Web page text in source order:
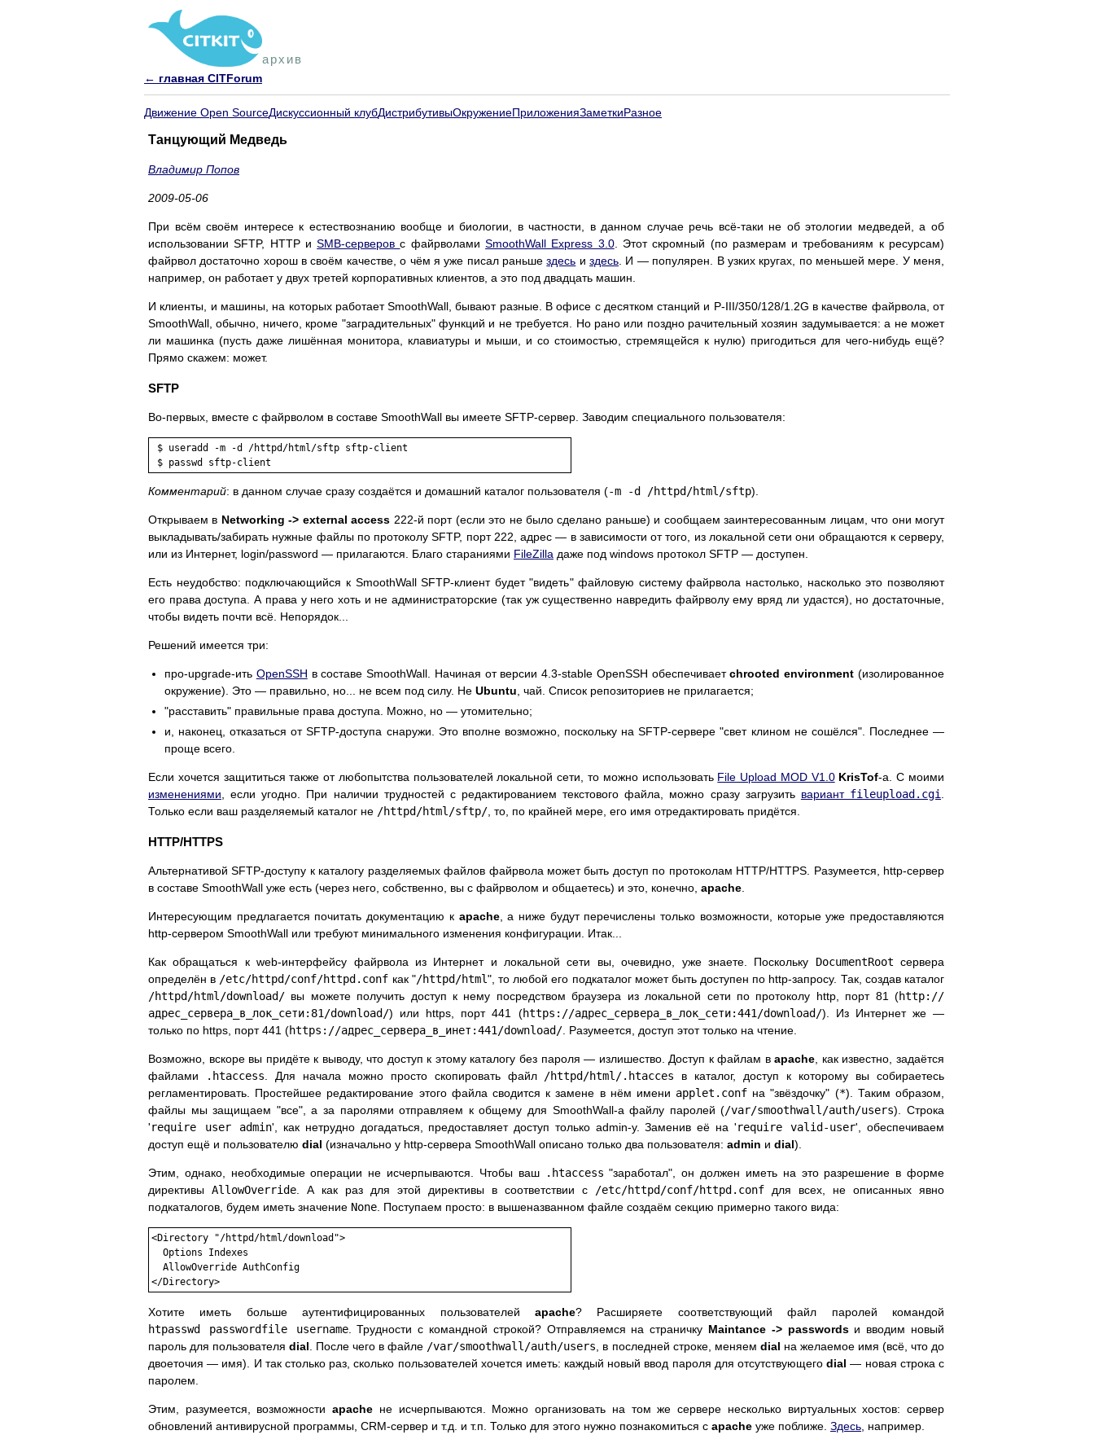
архив
← главная CITForum
Движение Open SourceДискуссионный клубДистрибутивыОкружениеПриложенияЗаметкиРазное
Танцующий Медведь
Владимир Попов
2009-05-06
При всём своём интересе к естествознанию вообще и биологии, в частности, в данном случае речь всё-таки не об этологии медведей, а об
использовании SFTP, HTTP иSMB-серверовс файрволамиSmoothWall Express 3.0. Этот скромный (по размерам и требованиям к ресурсам)
файрвол достаточно хорош в своём качестве, о чём я уже писал раньшездесь издесь . И — популярен. В узких кругах, по меньшей мере. У меня,
например, он работает у двух третей корпоративных клиентов, а это под двадцать машин.
И клиенты, и машины, на которых работает SmoothWall, бывают разные. В офисе с десятком станций и P-III/350/128/1.2G в качестве файрвола, от
SmoothWall, обычно, ничего, кроме "заградительных" функций и не требуется. Но рано или поздно рачительный хозяин задумывается: а не может
ли машинка (пусть даже лишённая монитора, клавиатуры и мыши, и со стоимостью, стремящейся к нулю) пригодиться для чего-нибудь ещё?
Прямо скажем: может.
SFTP
Во-первых, вместе с файрволом в составе SmoothWall вы имеете SFTP-сервер. Заводим специального пользователя:
$ useradd -m -d /httpd/html/sftp sftp-client
$ passwd sftp-client
Комментарий: в данном случае сразу создаётся и домашний каталог пользователя (-m -d /httpd/html/sftp).
Открываем в Networking -> external access 222-й порт (если это не было сделано раньше) и сообщаем заинтересованным лицам, что они могут
выкладывать/забирать нужные файлы по протоколу SFTP, порт 222, адрес — в зависимости от того, из локальной сети они обращаются к серверу,
или из Интернет, login/password — прилагаются. Благо стараниями FileZilla даже под windows протокол SFTP — доступен.
Есть неудобство: подключающийся к SmoothWall SFTP-клиент будет "видеть" файловую систему файрвола настолько, насколько это позволяют
его права доступа. А права у него хоть и не администраторские (так уж существенно навредить файрволу ему вряд ли удастся), но достаточные,
чтобы видеть почти всё. Непорядок...
Решений имеется три:
про-upgrade-ить OpenSSH в составе SmoothWall. Начиная от версии 4.3-stable OpenSSH обеспечиваетchrooted environment (изолированное
окружение). Это — правильно, но... не всем под силу. Не Ubuntu , чай. Список репозиториев не прилагается;
"расставить" правильные права доступа. Можно, но — утомительно;
и, наконец, отказаться от SFTP-доступа снаружи. Это вполне возможно, поскольку на SFTP-сервере "свет клином не сошёлся". Последнее —
проще всего.
Если хочется защититься также от любопытства пользователей локальной сети, то можно использовать File Upload MOD V1.0 KrisTof-а. С моими
изменениями , если угодно. При наличии трудностей с редактированием текстового файла, можно сразу загрузить вариант fileupload.cgi
Только если ваш разделяемый каталог не /httpd/html/sftp/ , то, по крайней мере, его имя отредактировать придётся.
HTTP/HTTPS
Альтернативой SFTP-доступу к каталогу разделяемых файлов файрвола может быть доступ по протоколам HTTP/HTTPS. Разумеется, http-сервер
в составе SmoothWall уже есть (через него, собственно, вы с файрволом и общаетесь) и это, конечно, apache
Интересующим предлагается почитать документацию к apache, а ниже будут перечислены только возможности, которые уже предоставляются
http-сервером SmoothWall или требуют минимального изменения конфигурации. Итак...
Как обращаться к web-интерфейсу файрвола из Интернет и локальной сети вы, очевидно, уже знаете. Поскольку DocumentRoot сервера
определён в /etc/httpd/conf/httpd.conf как "/httpd/html", то любой его подкаталог может быть доступен по http-запросу. Так, создав каталог
/httpd/html/download/ вы можете получить доступ к нему посредством браузера из локальной сети по протоколу http, порт 81 (http://
адрес_сервера_в_лок_сети:81/download/) или https, порт 441 (https://адрес_сервера_в_лок_сети:441/download/). Из Интернет же —
только по https, порт 441 (https://адрес_сервера_в_инет:441/download/ . Разумеется, доступ этот только на чтение.
Возможно, вскоре вы придёте к выводу, что доступ к этому каталогу без пароля — излишество. Доступ к файлам вapache , как известно, задаётся
файлами
.htaccess . Для начала можно просто скопировать файл /httpd/html/.htacces в каталог, доступ к которому вы собираетесь
регламентировать. Простейшее редактирование этого файла сводится к замене в нём имени applet.conf на "звёздочку" (*). Таким образом,
файлы мы защищаем "все", а за паролями отправляем к общему для SmoothWall-а файлу паролей (/var/smoothwall/auth/users). Строка
'require user admin', как нетрудно догадаться, предоставляет доступ только admin-у. Заменив её на 'require valid-user', обеспечиваем
доступ ещё и пользователю dial (изначально у http-сервера SmoothWall описано только два пользователя: admin и dial).
Этим, однако, необходимые операции не исчерпываются. Чтобы ваш .htaccess "заработал", он должен иметь на это разрешение в форме
директивы AllowOverride . А как раз для этой директивы в соответствии с /etc/httpd/conf/httpd.conf для всех, не описанных явно
подкаталогов, будем иметь значение None . Поступаем просто: в вышеназванном файле создаём секцию примерно такого вида:
<Directory "/httpd/html/download">
  Options Indexes
  AllowOverride AuthConfig
</Directory>
Хотите иметь больше аутентифицированных пользователей apache? Расширяете соответствующий файл паролей командой
htpasswd passwordfile username. Трудности с командной строкой? Отправляемся на страничку Maintance -> passwordsи вводим новый
пароль для пользователяdial . После чего в файле /var/smoothwall/auth/users , в последней строке, меняем dial на желаемое имя (всё, что до
двоеточия — имя). И так столько раз, сколько пользователей хочется иметь: каждый новый ввод пароля для отсутствующегоdial — новая строка с
паролем.
Этим, разумеется, возможностиapache не исчерпываются. Можно организовать на том же сервере несколько виртуальных хостов: сервер
обновлений антивирусной программы, CRM-сервер и т.д. и т.п. Только для этого нужно познакомиться с apache уже поближе. Здесь , например.